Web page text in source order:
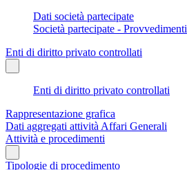
Dati società partecipate
Società partecipate - Provvedimenti
Enti di diritto privato controllati
Enti di diritto privato controllati
Rappresentazione grafica
Dati aggregati attività Affari Generali
Attività e procedimenti
Tipologie di procedimento